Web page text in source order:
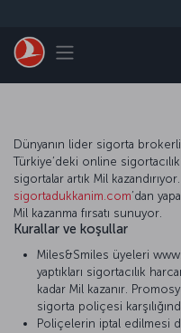
Toggle navigation
Dünyanın lider sigorta
Türkiye’deki online
sigortalar artık Mil
sigortadukkanim.com’dan
Mil kazanma fırsatı sunuyor.
Kurallar ve koşullar
Miles&Smiles üyeleri
yaptıkları sigortacılık
kadar Mil kazanır.
sigorta poliçesi
Poliçelerin iptal edilmesi